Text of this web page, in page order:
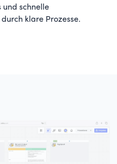
und schnelle
klare Prozesse.